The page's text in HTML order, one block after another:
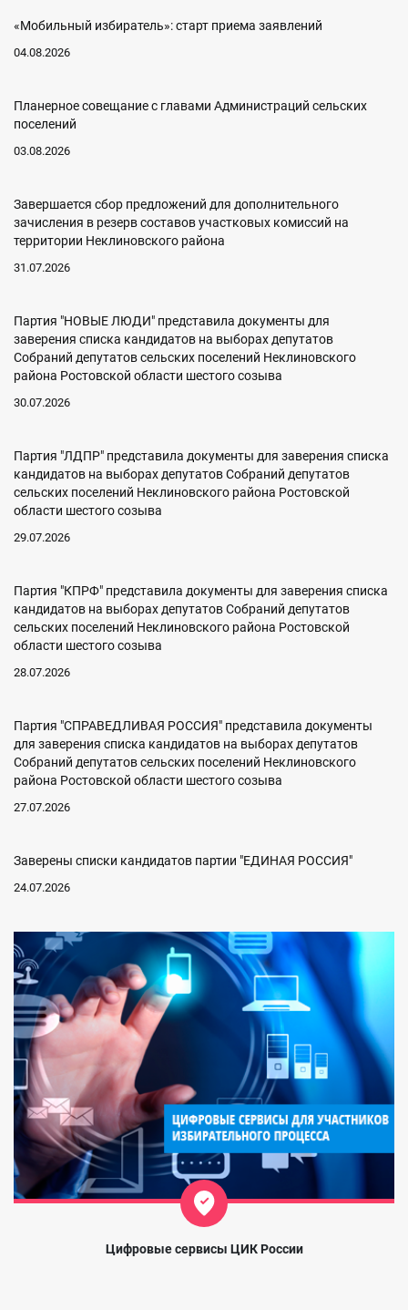
«Мобильный избиратель»: старт приема заявлений
04.08.2026
Планерное совещание с главами Администраций сельских
поселений
03.08.2026
Завершается сбор предложений для дополнительного
зачисления в резерв составов участковых комиссий на
территории Неклиновского района
31.07.2026
Партия "НОВЫЕ ЛЮДИ" представила документы для
заверения списка кандидатов на выборах депутатов
Собраний депутатов сельских поселений Неклиновского
района Ростовской области шестого созыва
30.07.2026
Партия "ЛДПР" представила документы для заверения списка
кандидатов на выборах депутатов Собраний депутатов
сельских поселений Неклиновского района Ростовской
области шестого созыва
29.07.2026
Партия "КПРФ" представила документы для заверения списка
кандидатов на выборах депутатов Собраний депутатов
сельских поселений Неклиновского района Ростовской
области шестого созыва
28.07.2026
Партия "СПРАВЕДЛИВАЯ РОССИЯ" представила документы
для заверения списка кандидатов на выборах депутатов
Собраний депутатов сельских поселений Неклиновского
района Ростовской области шестого созыва
27.07.2026
Заверены списки кандидатов партии "ЕДИНАЯ РОССИЯ"
24.07.2026
Цифровые сервисы ЦИК России